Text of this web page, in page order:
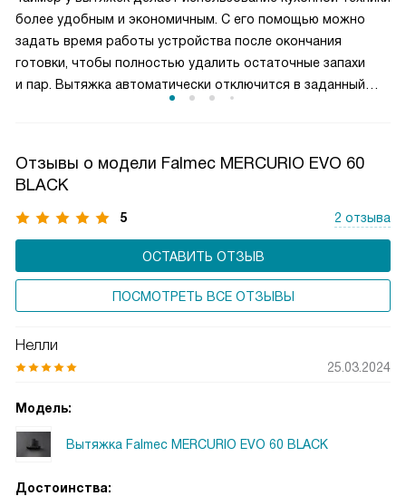
выбор режимов позволяет эффективно очищать воздух,
контролировать уровень шума и рационально
расходовать электроэнергию, создавая комфортные
условия на кухне.
более удобным и экономичным. С его помощью можно
задать время работы устройства после окончания
готовки, чтобы полностью удалить остаточные запахи
и пар. Вытяжка автоматически отключится в заданный
службы мотора, обеспечивая комфорт и чистый воздух
на кухне.
Отзывы о модели Falmec MERCURIO EVO 60
BLACK
5 2 отзыва
ОСТАВИТЬ ОТЗЫВ
ПОСМОТРЕТЬ ВСЕ ОТЗЫВЫ
Нелли
25.03.2024
Модель:
Вытяжка Falmec MERCURIO EVO 60 BLACK
Достоинства: